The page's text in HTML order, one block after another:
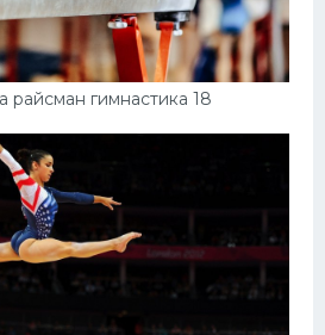
райсман гимнастика 18